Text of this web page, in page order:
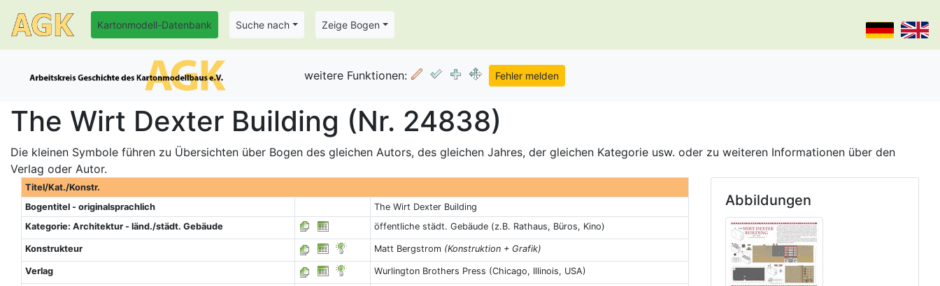
Kartonmodell-Datenbank Suche nach Zeige Bogen
weitere Funktionen:
The Wirt Dexter Building (Nr. 24838)
Die kleinen Symbole führen zu Übersichten über Bogen des gleichen Autors, des gleichen Jahres, der gleichen Kategorie usw. oder zu weiteren Informationen über den
Verlag oder Autor.
Titel/Kat./Konstr.
Bogentitel - originalsprachlich
The Wirt Dexter Building
Kategorie: Architektur - länd./städt. Gebäude
öffentliche städt. Gebäude (z.B. Rathaus, Büros, Kino)
Konstrukteur Matt Bergstrom (Konstruktion + Grafik)
Verlag Wurlington Brothers Press (Chicago, Illinois, USA)
Abbildungen